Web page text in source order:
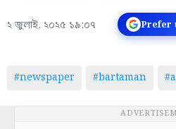
২ জুলাই, ২০২৫ ১৯:০৭ Prefer
#newspaper #bartaman